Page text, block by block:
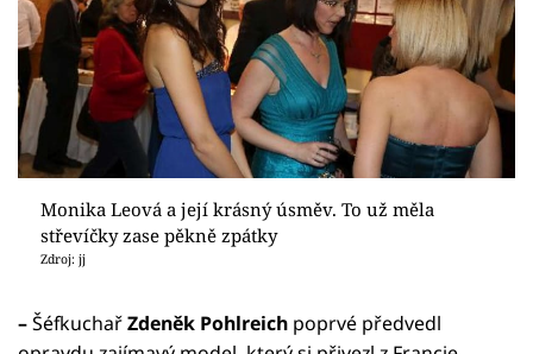
Monika Leová a její krásný úsměv. To už měla
střevíčky zase pěkně zpátky
Zdroj: jj
–ŠéfkuchařZdeněk Pohlreich poprvé předvedl